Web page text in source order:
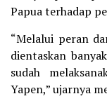
Papua terhadap
“Melalui peran
dientaskan
sudah
Yapen,” ujarnya